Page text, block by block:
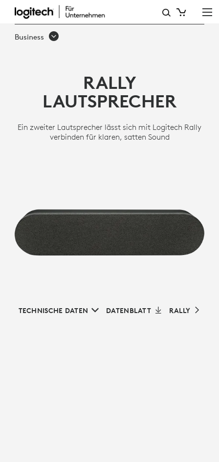
LOGITECH RALLY
LAUTSPRECHER
Business
RALLY
LAUTSPRECHER
Ein zweiter Lautsprecher lässt sich mit Logitech Rally
verbinden für klaren, satten Sound
TECHNISCHE DATEN DATENBLATT RALLY